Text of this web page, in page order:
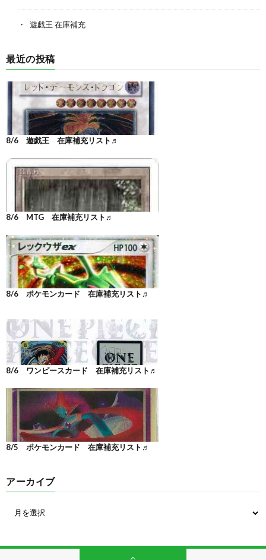
遊戯王 在庫補充
最近の投稿
8/6 遊戯王 在庫補充リスト♬
8/6 MTG 在庫補充リスト♬
8/6 ポケモンカード 在庫補充リスト♬
8/6 ワンピースカード 在庫補充リスト♬
8/5 ポケモンカード 在庫補充リスト♬
アーカイブ